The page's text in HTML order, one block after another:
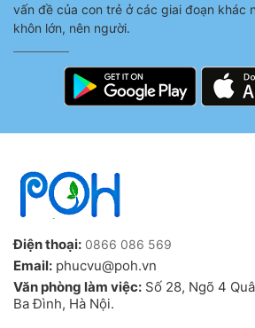
vấn đề của con trẻ ở các giai đoạn khác
khôn lớn, nên người.
Điện thoại: 0866 086 569
Email: phucvu@poh.vn
Văn phòng làm việc: Số 28, Ngõ 4
Ba Đình, Hà Nội.